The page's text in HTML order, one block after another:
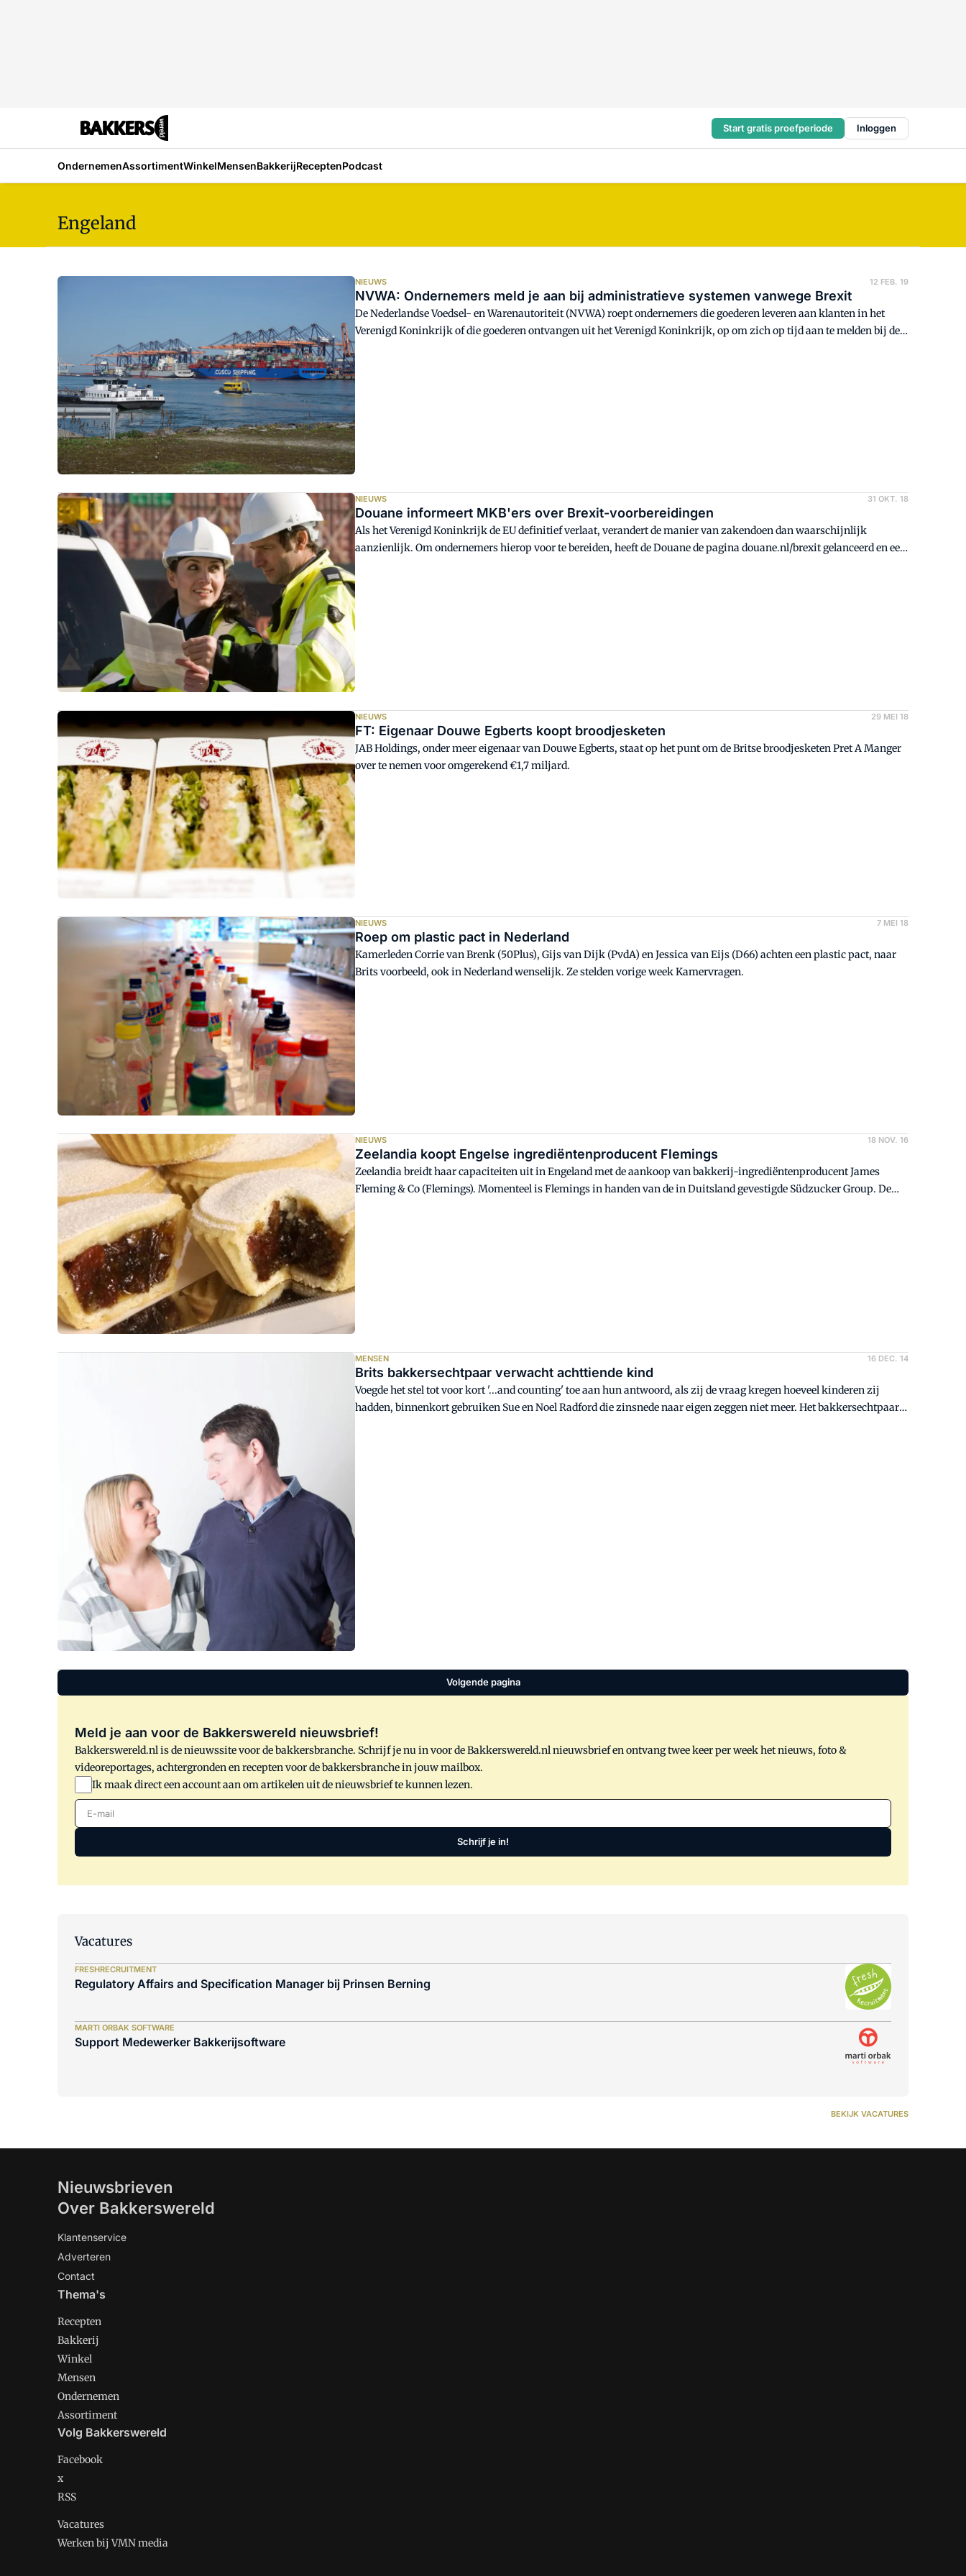
Start gratis proefperiode Inloggen
OndernemenAssortimentWinkelMensenBakkerijReceptenPodcast
Engeland
NIEUWS 12 FEB. 19
NVWA: Ondernemers meld je aan bij administratieve systemen vanwege Brexit
De Nederlandse Voedsel- en Warenautoriteit (NVWA) roept ondernemers die goederen leveren aan klanten in het
Verenigd Koninkrijk of die goederen ontvangen uit het Verenigd Koninkrijk, op om zich op tijd aan te melden bij de
NIEUWS 31 OKT. 18
Douane informeert MKB'ers over Brexit-voorbereidingen
Als het Verenigd Koninkrijk de EU definitief verlaat, verandert de manier van zakendoen dan waarschijnlijk
aanzienlijk. Om ondernemers hierop voor te bereiden, heeft de Douane de pagina douane.nl/brexit gelanceerd en een
NIEUWS 29 MEI 18
FT: Eigenaar Douwe Egberts koopt broodjesketen
JAB Holdings, onder meer eigenaar van Douwe Egberts, staat op het punt om de Britse broodjesketen Pret A Manger
over te nemen voor omgerekend €1,7 miljard.
NIEUWS 7 MEI 18
Roep om plastic pact in Nederland
Kamerleden Corrie van Brenk (50Plus), Gijs van Dijk (PvdA) en Jessica van Eijs (D66) achten een plastic pact, naar
Brits voorbeeld, ook in Nederland wenselijk. Ze stelden vorige week Kamervragen.
NIEUWS 18 NOV. 16
Zeelandia koopt Engelse ingrediëntenproducent Flemings
Zeelandia breidt haar capaciteiten uit in Engeland met de aankoop van bakkerij-ingrediëntenproducent James
Fleming & Co (Flemings). Momenteel is Flemings in handen van de in Duitsland gevestigde Südzucker Group. De
MENSEN 16 DEC. 14
Brits bakkersechtpaar verwacht achttiende kind
Voegde het stel tot voor kort '...and counting' toe aan hun antwoord, als zij de vraag kregen hoeveel kinderen zij
hadden, binnenkort gebruiken Sue en Noel Radford die zinsnede naar eigen zeggen niet meer. Het bakkersechtpaar
Volgende pagina
Meld je aan voor de Bakkerswereld nieuwsbrief!
Bakkerswereld.nl is de nieuwssite voor de bakkersbranche. Schrijf je nu in voor de Bakkerswereld.nl nieuwsbrief en ontvang twee keer per week het nieuws, foto &
videoreportages, achtergronden en recepten voor de bakkersbranche in jouw mailbox.
Ik maak direct een account aan om artikelen uit de nieuwsbrief te kunnen lezen.
E-mail
Schrijf je in!
Vacatures
FRESHRECRUITMENT
Regulatory Affairs and Specification Manager bij Prinsen Berning
MARTI ORBAK SOFTWARE
Support Medewerker Bakkerijsoftware
BEKIJK VACATURES
Nieuwsbrieven
Over Bakkerswereld
Klantenservice
Adverteren
Contact
Thema's
Recepten
Bakkerij
Winkel
Mensen
Ondernemen
Assortiment
Volg Bakkerswereld
Facebook
x
RSS
Vacatures
Werken bij VMN media